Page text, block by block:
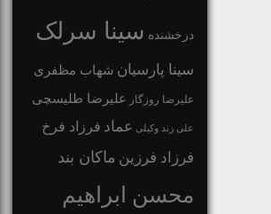
درخشنده سینا سرلک
سینا پارسیان شهاب مظفری
علیرضا روزگار علیرضا طلیسچی
علی زند وکیلی عماد فرزاد فرخ
فرزاد فرزین ماکان بند
محسن ابراهیم